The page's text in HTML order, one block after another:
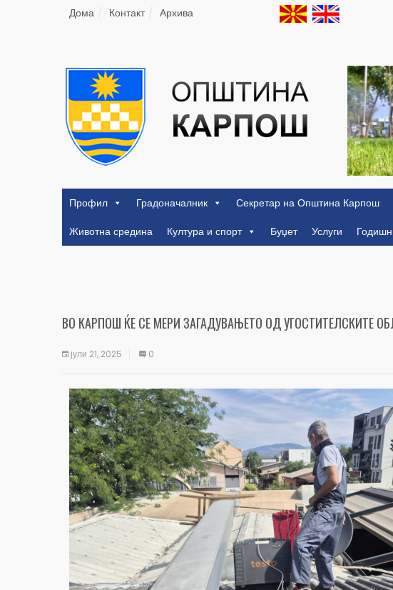
Дома Контакт Архива
Профил Градоначалник Секретар на Општина Карпош
Животна средина
Култура и спорт Буџет Услуги
ВО КАРПОШ ЌЕ СЕ МЕРИ ЗАГАДУВАЊЕТО ОД УГОСТИТЕЛСКИТЕ
јули 21, 2025 0